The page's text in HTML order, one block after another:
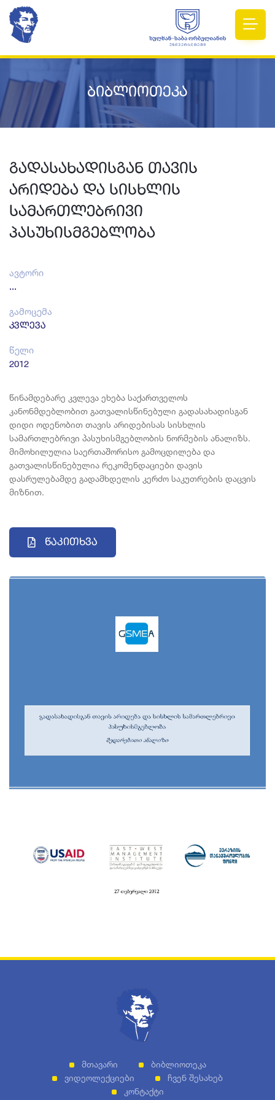
ბიბლიოთეკა
გადასახადისგან თავის
არიდება და სისხლის
სამართლებრივი
პასუხისმგებლობა
ავტორი
...
გამოცემა
კვლევა
წელი
2012
წინამდებარე კვლევა ეხება საქართველოს
კანონმდებლობით გათვალისწინებული გადასახადისგან
დიდი ოდენობით თავის არიდებისას სისხლის
სამართლებრივი პასუხისმგებლობის ნორმების ანალიზს.
მიმოხილულია საერთაშორისო გამოცდილება და
გათვალისწინებულია რეკომენდაციები დავის
დასრულებამდე გადამხდელის კერძო საკუთრების დაცვის
მიზნით.
Წაკითხვა
Მთავარი
Ბიბლიოთეკა
Ვიდეოლექციები
Ჩვენ Შესახებ
Კონტაქტი